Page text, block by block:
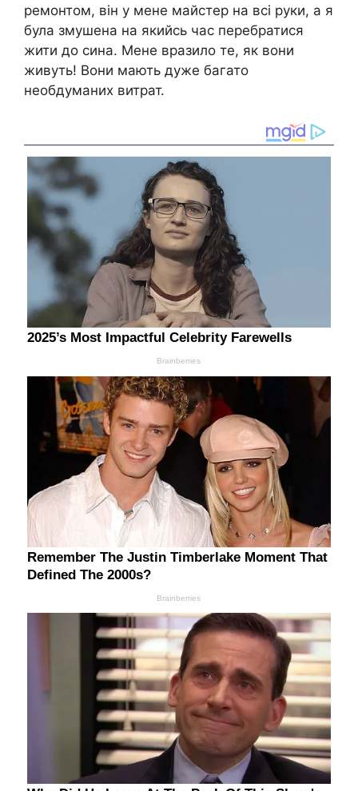
ремонтом, він у мене майстер на всі руки, а я
була змушена на якийсь час перебратися
жити до сина. Мене вразило те, як вони
живуть! Вони мають дуже багато
необдуманих витрат.